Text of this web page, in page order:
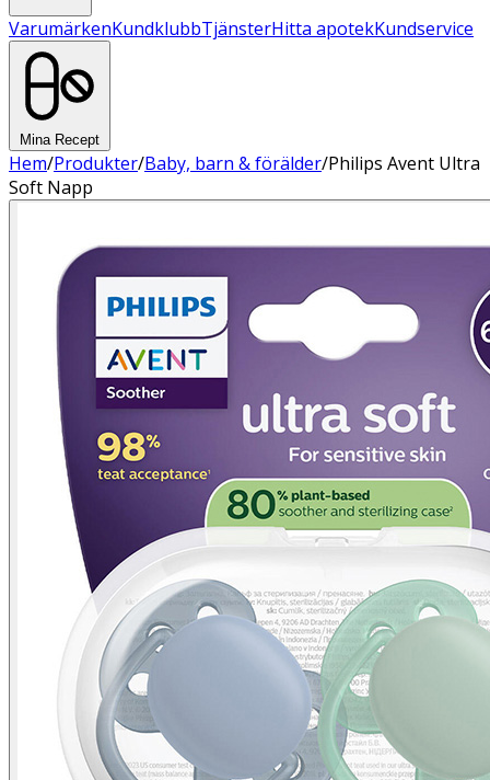
VarumärkenKundklubbTjänsterHitta apotekKundservice
Mina Recept
Hem/Produkter/Baby, barn & förälder/Philips Avent Ultra
Soft Napp